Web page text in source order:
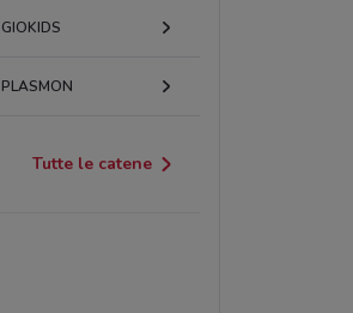
GIOKIDS
PLASMON
Tutte le catene